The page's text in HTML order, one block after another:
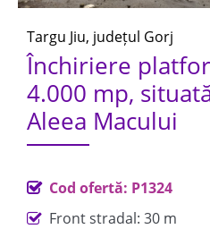
Targu Jiu, județul Gorj
Închiriere
4.000 mp,
Aleea Macului
Cod ofertă: P1324
Front stradal: 30 m